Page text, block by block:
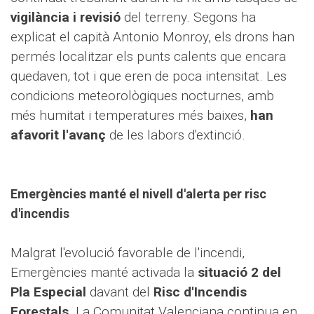
vigilància i revisió del terreny. Segons ha
explicat el capità Antonio Monroy, els drons han
permés localitzar els punts calents que encara
quedaven, tot i que eren de poca intensitat. Les
condicions meteorològiques nocturnes, amb
més humitat i temperatures més baixes, han
afavorit l'avanç de les labors d'extinció.
Emergències manté el nivell d'alerta per risc
d'incendis
Malgrat l'evolució favorable de l'incendi,
Emergències manté activada la situació 2 del
Pla Especial davant del Risc d'Incendis